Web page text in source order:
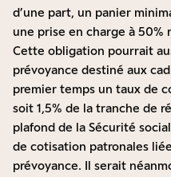
d’une part, un panier
une prise en charge à 50%
Cette obligation pourrait
prévoyance destiné aux
premier temps un taux de
soit 1,5% de la tranche de
plafond de la Sécurité
de cotisation patronales
prévoyance. Il serait